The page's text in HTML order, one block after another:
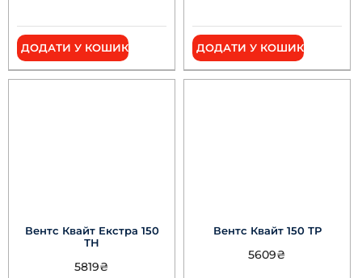
ДОДАТИ У КОШИК ДОДАТИ У КОШИК
Вентс Квайт Екстра 150
ТН
5819₴
Вентс Квайт 150 ТР
5609₴